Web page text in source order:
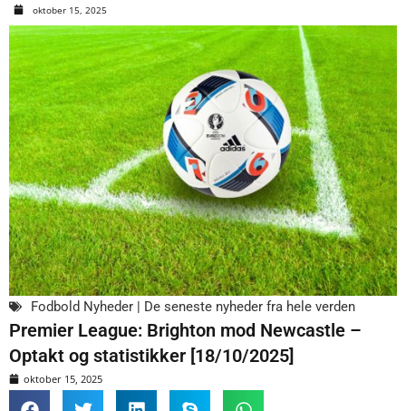
oktober 15, 2025
Fodbold Nyheder | De seneste nyheder fra hele verden
Premier League: Brighton mod Newcastle –
Optakt og statistikker [18/10/2025]
oktober 15, 2025